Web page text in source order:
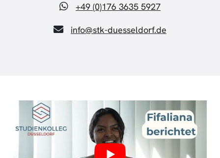
+49 (0)176 3635 5927
info@stk-duesseldorf.de